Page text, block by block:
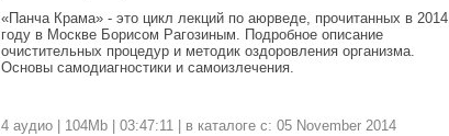
«Панча Крама» - это цикл лекций по аюрведе, прочитанных в 2014
году в Москве Борисом Рагозиным. Подробное описание
очистительных процедур и методик оздоровления организма.
Основы самодиагностики и самоизлечения.
4 аудио | 104Mb | 03:47:11 | в каталоге с: 05 November 2014